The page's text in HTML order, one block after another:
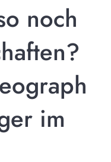
noch
im